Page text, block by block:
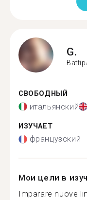
G.
СВОБОДНЫЙ
итальянский
ИЗУЧАЕТ
французский
Мои цели в
Imparare nuove